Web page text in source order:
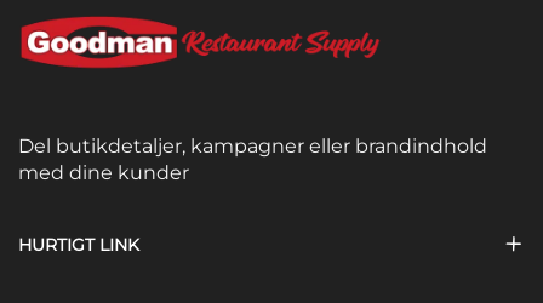
Del butikdetaljer, kampagner eller brandindhold
med dine kunder
HURTIGT LINK